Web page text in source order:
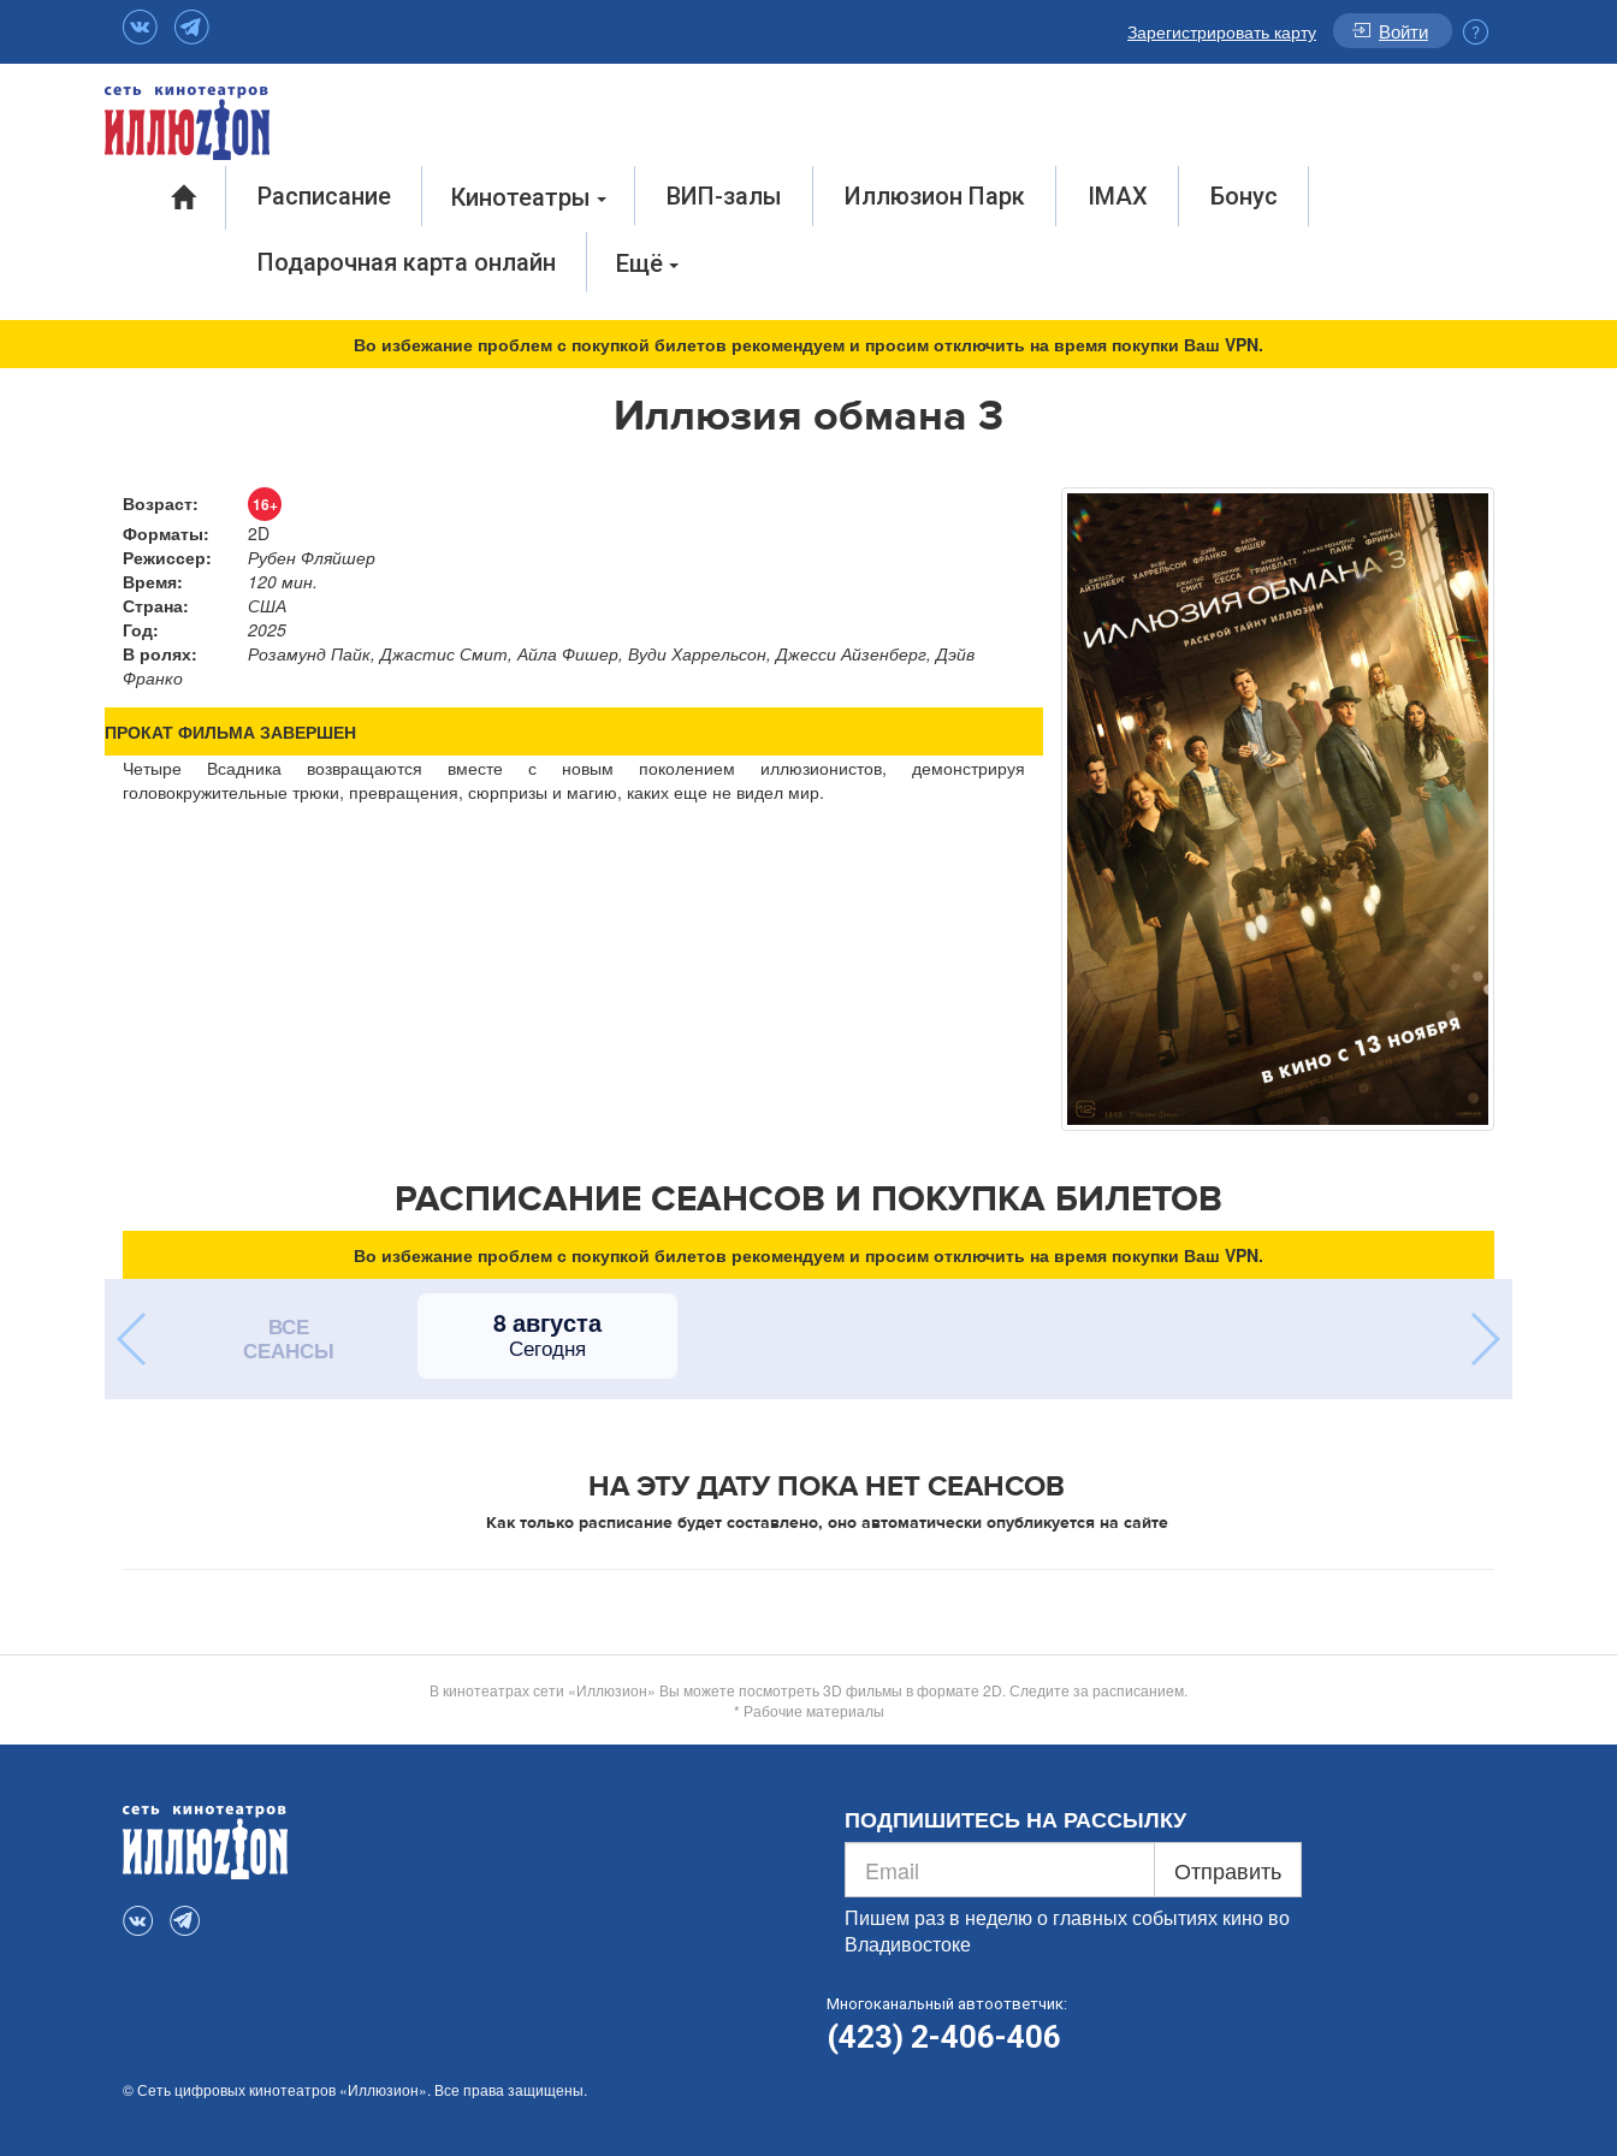
Зарегистрировать карту Войти
Расписание Кинотеатры ВИП-залы Иллюзион Парк IMAX Бонус
Подарочная карта онлайн Ещё
Во избежание проблем с покупкой билетов рекомендуем и просим отключить на время покупки Ваш VPN.
Иллюзия обмана 3
Возраст: 16+
Форматы:
2D
Режиссер:
Рубен Фляйшер
Время:
120 мин.
Страна:
США
Год:
2025
В ролях:
Розамунд Пайк, Джастис Смит, Айла Фишер, Вуди Харрельсон, Джесси Айзенберг, Дэйв
Франко
ПРОКАТ ФИЛЬМА ЗАВЕРШЕН
Четыре Всадника возвращаются вместе с новым поколением иллюзионистов, демонстрируя
головокружительные трюки, превращения, сюрпризы и магию, каких еще не видел мир.
РАСПИСАНИЕ СЕАНСОВ И ПОКУПКА БИЛЕТОВ
Во избежание проблем с покупкой билетов рекомендуем и просим отключить на время покупки Ваш VPN.
ВСЕ
СЕАНСЫ
8 августа
Сегодня
НА ЭТУ ДАТУ ПОКА НЕТ СЕАНСОВ
Как только расписание будет составлено, оно автоматически опубликуется на сайте
В кинотеатрах сети «Иллюзион» Вы можете посмотреть 3D фильмы в формате 2D. Следите за расписанием.
* Рабочие материалы
ПОДПИШИТЕСЬ НА РАССЫЛКУ
Отправить
Пишем раз в неделю о главных событиях кино во
Владивостоке
Многоканальный автоответчик:
(423) 2-406-406
© Сеть цифровых кинотеатров «Иллюзион». Все права защищены.